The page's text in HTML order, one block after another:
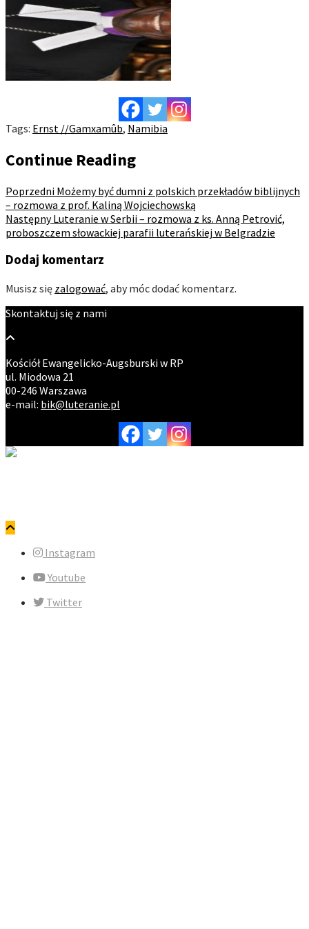
Tags: Ernst //Gamxamûb, Namibia
Continue Reading
Poprzedni Możemy być dumni z polskich przekładów biblijnych
– rozmowa z prof. Kaliną Wojciechowską
NastępnyLuteranie w Serbii – rozmowa z ks. Anną Petrović,
proboszczem słowackiej parafii luterańskiej w Belgradzie
Dodaj komentarz
Musisz się zalogować, aby móc dodać komentarz.
Skontaktuj się z nami
Kościół Ewangelicko-Augsburski w RP
ul. Miodowa 21
00-246 Warszawa
e-mail: bik@luteranie.pl
Instagram
Youtube
Twitter